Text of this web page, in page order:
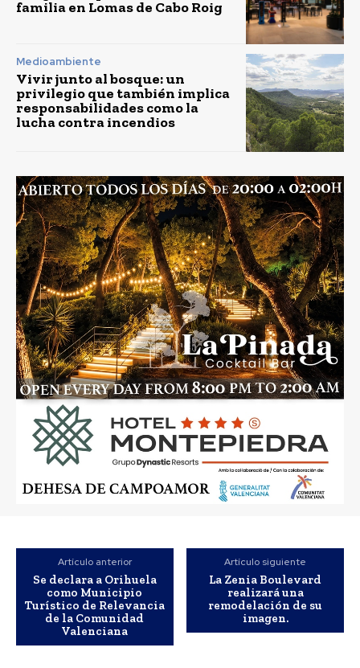
familia en Lomas de Cabo Roig
Medioambiente
Vivir junto al bosque: un
privilegio que también implica
responsabilidades como la
lucha contra incendios
Artículo anterior
Se declara a Orihuela
como Municipio
Turístico de Relevancia
de la Comunidad
Valenciana
Artículo siguiente
La Zenia Boulevard
realizará una
remodelación de su
imagen.